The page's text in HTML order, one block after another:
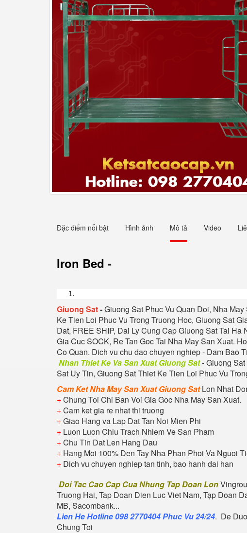
Đặc điểm nổi bật Hình ảnh Mô tả Video
Iron Bed -
Giuong Sat-Giuong Sat Phuc Vu Quan Doi, Nha
Ke Tien Loi Phuc Vu Trong Truong Hoc, Giuong Sat
Dat, FREE SHIP, Dai Ly Cung Cap Giuong Sat Tai Ha
Gia Cuc SOCK, Re Tan Goc Tai Nha May San Xuat.
Co Quan. Dich vu chu dao chuyen nghiep - Dam Bao
Nhan Thiet Ke Va San Xuat Giuong Sat- Giuong
Sat Uy Tin, Giuong Sat Thiet Ke Tien Loi Phuc Vu
Cam Ket Nha May San Xuat Giuong SatLon Nhat
+Chung Toi Chi Ban Voi Gia Goc Nha May San Xuat.
+Cam ket gia re nhat thi truong
+Giao Hang va Lap Dat Tan Noi Mien Phi
+ Luon Luon Chiu Trach Nhiem Ve San Pham
+Chu Tin Dat Len Hang Dau
+ Hang Moi 100% Den Tay Nha Phan Phoi Va Nguoi
+ Dich vu chuyen nghiep tan tinh, bao hanh dai han
Doi Tac Cao Cap Cua Nhung Tap Doan Lon
Truong Hai, Tap Doan Dien Luc Viet Nam, Tạp Doan
MB, Sacombank...
Lien He Hotline 098 2770404 Phuc Vu 24/24. De
Chung Toi